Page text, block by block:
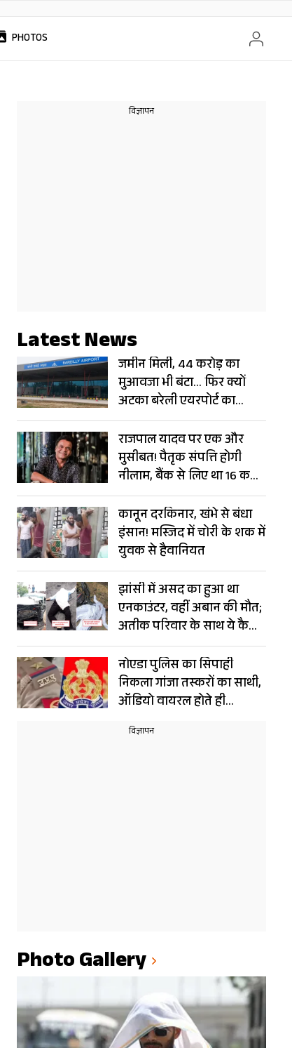
PHOTOS
Latest News
जमीन मिली, 44 करोड़ का
मुआवजा भी बंटा… फिर क्यों
अटका बरेली एयरपोर्ट का
विस्तार?
राजपाल यादव पर एक और
मुसीबत! पैतृक संपत्ति होगी
नीलाम, बैंक से लिए था 16 करोड़
का लोन
कानून दरकिनार, खंभे से बंधा
इंसान! मस्जिद में चोरी के शक में
युवक से हैवानियत
झांसी में असद का हुआ था
एनकाउंटर, वहीं अबान की मौत;
अतीक परिवार के साथ ये कैसा
संयोग!
नोएडा पुलिस का सिपाही
निकला गांजा तस्करों का साथी,
ऑडियो वायरल होते ही
गिरफ्तार, नौकरी भी गई
Photo Gallery